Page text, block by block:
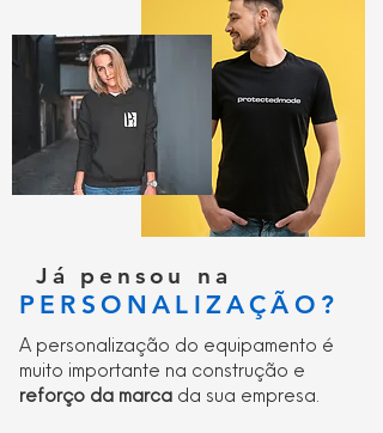
Já pensou na
PERSONALIZAÇÃO?
A personalização do equipamento é
muito importante na construção e
reforço da marca da sua empresa.